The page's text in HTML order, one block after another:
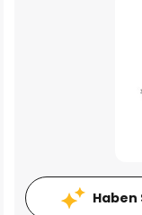
Haben